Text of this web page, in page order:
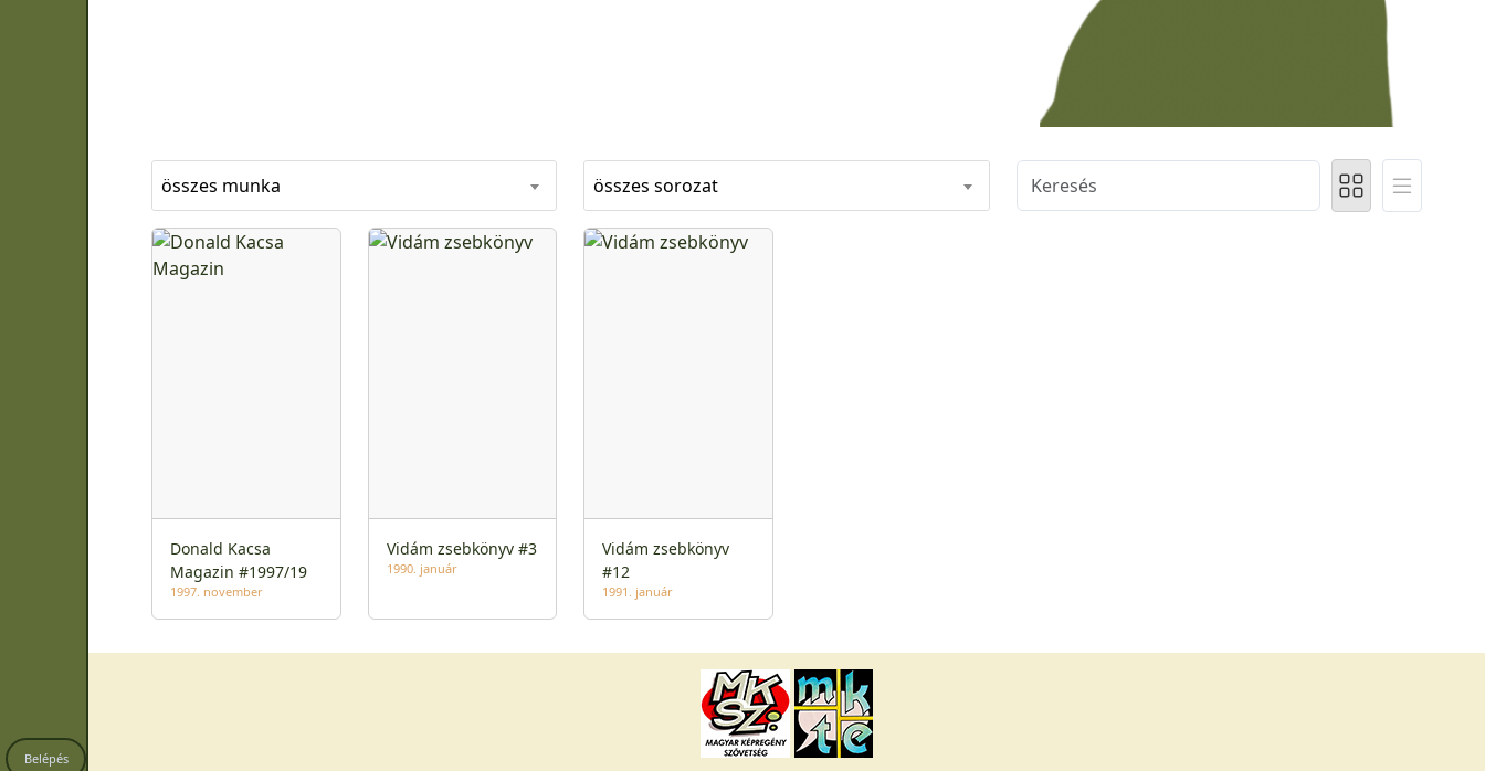
Belépés
összes munka összes sorozat
Donald Kacsa
Magazin #1997/19
1997. november
Vidám zsebkönyv #3
1990. január
Vidám zsebkönyv
#12
1991. január